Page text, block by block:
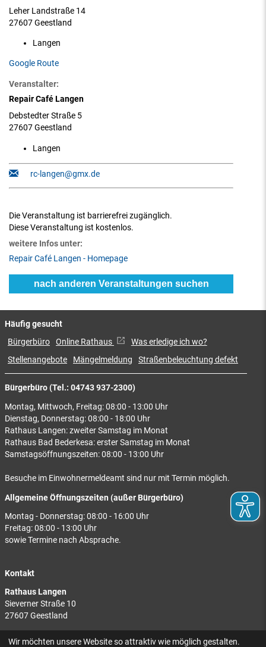
Leher Landstraße 14
27607 Geestland
Langen
Google Route
Veranstalter:
Repair Café Langen
Debstedter Straße 5
27607 Geestland
Langen
rc-langen@gmx.de
Die Veranstaltung ist barrierefrei zugänglich.
Diese Veranstaltung ist kostenlos.
weitere Infos unter:
Repair Café Langen - Homepage
nach anderen Veranstaltungen suchen
Bürgerbüro (Tel.: 04743 937-2300)
Montag, Mittwoch, Freitag: 08:00 - 13:00 Uhr
Dienstag, Donnerstag: 08:00 - 18:00 Uhr
Rathaus Langen: zweiter Samstag im Monat
Rathaus Bad Bederkesa: erster Samstag im Monat
Samstagsöffnungszeiten: 08:00 - 13:00 Uhr
Besuche im Einwohnermeldeamt sind nur mit Termin möglich.
Allgemeine Öffnungszeiten (außer Bürgerbüro)
Montag - Donnerstag: 08:00 - 16:00 Uhr
Freitag: 08:00 - 13:00 Uhr
sowie Termine nach Absprache.
Kontakt
Rathaus Langen
Sieverner Straße 10
27607 Geestland
Rathaus Bad Bederkesa
Häufig gesucht
Bürgerbüro Online Rathaus
Was erledige ich wo?
Stellenangebote
Mängelmeldung Straßenbeleuchtung defekt
Wir möchten unsere Website so attraktiv wie möglich gestalten.